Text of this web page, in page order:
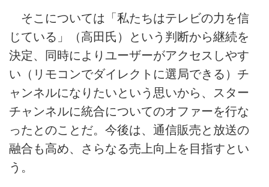
そこについては「私たちはテレビの力を信
じている」（高田氏）という判断から継続を
決定、同時によりユーザーがアクセスしやす
い（リモコンでダイレクトに選局できる）チ
ャンネルになりたいという思いから、スター
チャンネルに統合についてのオファーを行な
ったとのことだ。今後は、通信販売と放送の
融合も高め、さらなる売上向上を目指すとい
う。